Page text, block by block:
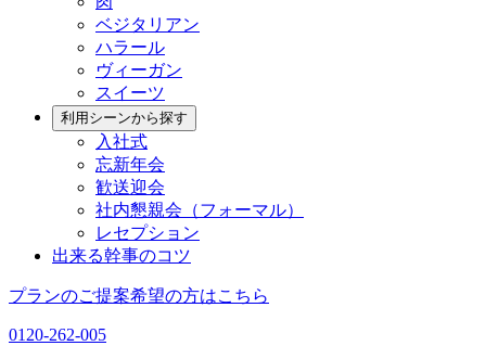
ベジタリアン
ハラール
ヴィーガン
スイーツ
利用シーンから探す
入社式
忘新年会
歓送迎会
社内懇親会（フォーマル）
レセプション
出来る幹事のコツ
プランのご提案希望の方はこちら
0120-262-005